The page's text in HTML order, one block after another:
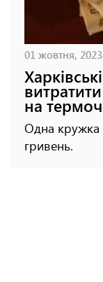
01 жовтня,
на
Одна кружка
гривень.